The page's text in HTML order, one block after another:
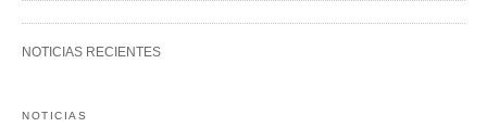
NOTICIAS RECIENTES
NOTICIAS